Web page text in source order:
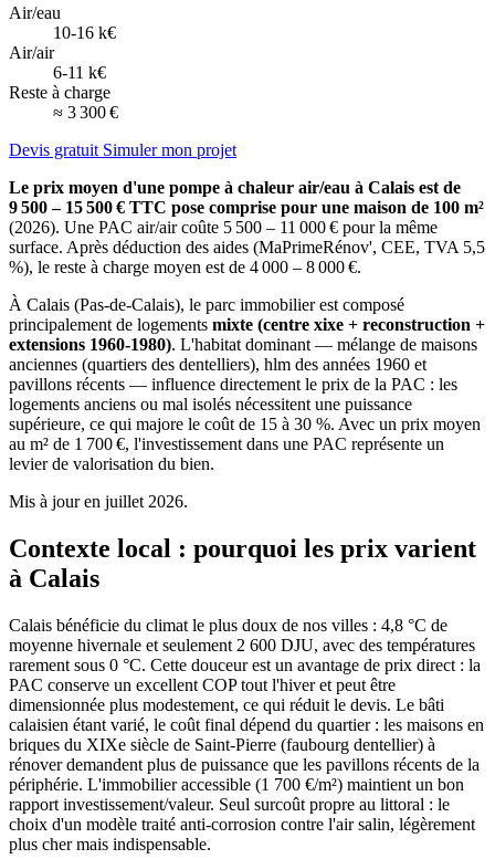
Air/eau
10-16 k€
Air/air
6-11 k€
Reste à charge
≈ 3 300 €
Devis gratuit Simuler mon projet
Le prix moyen d'une pompe à chaleur air/eau à Calais est de
9 500 – 15 500 € TTC pose comprise pour une maison de 100 m²
(2026). Une PAC air/air coûte 5 500 – 11 000 € pour la même
surface. Après déduction des aides (MaPrimeRénov', CEE, TVA 5,5
%), le reste à charge moyen est de 4 000 – 8 000 €.
À Calais (Pas-de-Calais), le parc immobilier est composé
principalement de logements mixte (centre xixe + reconstruction +
extensions 1960-1980). L'habitat dominant — mélange de maisons
anciennes (quartiers des dentelliers), hlm des années 1960 et
pavillons récents — influence directement le prix de la PAC : les
logements anciens ou mal isolés nécessitent une puissance
supérieure, ce qui majore le coût de 15 à 30 %. Avec un prix moyen
au m² de 1 700 €, l'investissement dans une PAC représente un
levier de valorisation du bien.
Mis à jour en juillet 2026.
Contexte local : pourquoi les prix varient
à Calais
Calais bénéficie du climat le plus doux de nos villes : 4,8 °C de
moyenne hivernale et seulement 2 600 DJU, avec des températures
rarement sous 0 °C. Cette douceur est un avantage de prix direct : la
PAC conserve un excellent COP tout l'hiver et peut être
dimensionnée plus modestement, ce qui réduit le devis. Le bâti
calaisien étant varié, le coût final dépend du quartier : les maisons en
briques du XIXe siècle de Saint-Pierre (faubourg dentellier) à
rénover demandent plus de puissance que les pavillons récents de la
périphérie. L'immobilier accessible (1 700 €/m²) maintient un bon
rapport investissement/valeur. Seul surcoût propre au littoral : le
choix d'un modèle traité anti-corrosion contre l'air salin, légèrement
plus cher mais indispensable.